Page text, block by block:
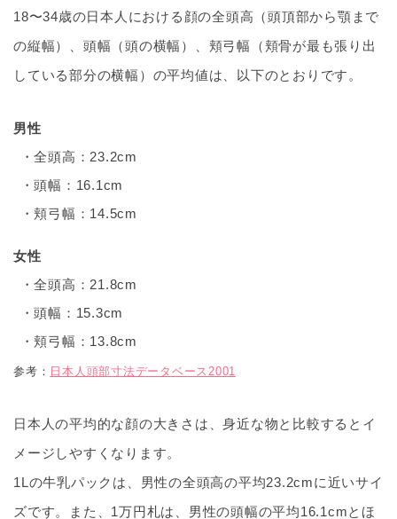
18〜34歳の日本人における顔の全頭高（頭頂部から顎まで
の縦幅）、頭幅（頭の横幅）、頬弓幅（頬骨が最も張り出
している部分の横幅）の平均値は、以下のとおりです。
男性
全頭高：23.2cm
頭幅：16.1cm
頬弓幅：14.5cm
女性
全頭高：21.8cm
頭幅：15.3cm
頬弓幅：13.8cm
参考： 日本人頭部寸法データベース2001
日本人の平均的な顔の大きさは、身近な物と比較するとイ
メージしやすくなります。
1Lの牛乳パックは、男性の全頭高の平均23.2cmに近いサイ
ズです。また、1万円札は、男性の頭幅の平均16.1cmとほ